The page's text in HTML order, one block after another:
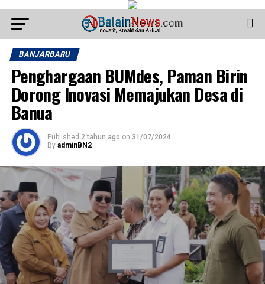
BANJARBARU
Penghargaan BUMdes, Paman Birin
Dorong Inovasi Memajukan Desa di
Banua
Published 2 tahun ago on 31/07/2024
By adminBN2